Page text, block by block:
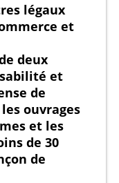
légaux
et
deux
et
de
ouvrages
et les
de 30
de